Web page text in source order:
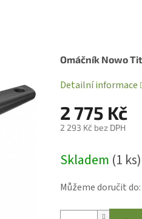
2 775 Kč
2 293 Kč bez DPH
cena:
Skladem (1 ks)
Můžeme doručit do:
Omáčník Nowo
Detailní informace